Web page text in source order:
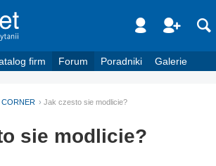
firm Forum Poradniki Galerie
CORNER Jak czesto sie modlicie?
sie modlicie?